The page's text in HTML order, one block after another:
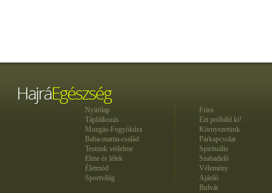
Nyitólap
Táplálkozás
Mozgás-Fogyókúra
Baba-mama-család
Testünk védelme
Elme és lélek
Életmód
Sportvilág
Friss
Ezt próbáld ki!
Környezetünk
Párkapcsolat
Spirituális
Szabadidő
Vélemény
Ajánló
Bulvár